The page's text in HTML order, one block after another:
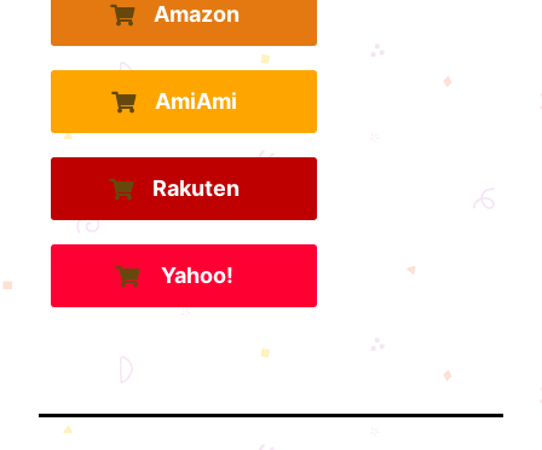
Amazon
AmiAmi
Rakuten
Yahoo!